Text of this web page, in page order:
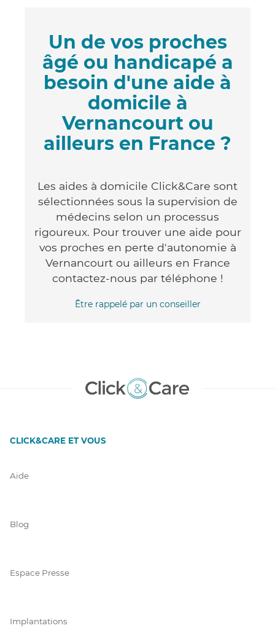
Un de vos proches
âgé ou handicapé a
besoin d'une aide à
domicile à
Vernancourt ou
ailleurs en France ?
Les aides à domicile Click&Care sont
sélectionnées sous la supervision de
médecins selon un processus
rigoureux. Pour trouver une aide pour
vos proches en perte d'autonomie à
Vernancourt ou ailleurs en France
contactez-nous par téléphone !
Être rappelé par un conseiller
CLICK&CARE ET VOUS
Aide
Blog
Espace Presse
Implantations